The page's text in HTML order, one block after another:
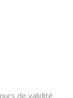
de validité